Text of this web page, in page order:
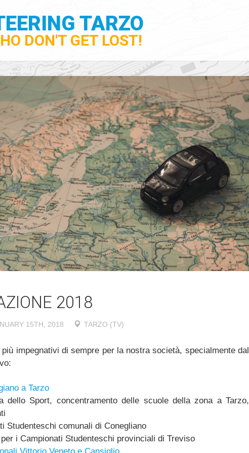
TARZO
DON'T GET LOST!
2018
15TH, 2018 TARZO (TV)
più impegnativi di sempre per la nostra società, specialmente dal
a Tarzo
dello Sport, concentramento delle scuole della zona a Tarzo,
Studenteschi comunali di Conegliano
i Campionati Studenteschi provinciali di Treviso
Vittorio Veneto e Cansiglio